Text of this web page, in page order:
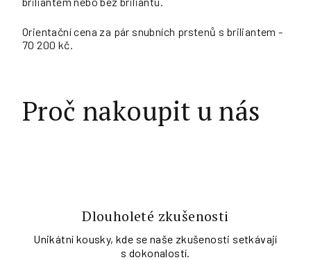
Orientační cena za pár snubních prstenů s briliantem -
70 200 kč.
Proč nakoupit u nás
Dlouholeté zkušenosti
Unikátní kousky, kde se naše zkušenosti setkávají
s dokonalostí.